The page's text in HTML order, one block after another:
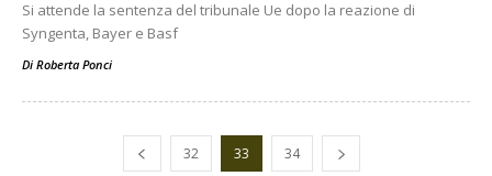
Si attende la sentenza del tribunale Ue dopo la reazione di
Syngenta, Bayer e Basf
Di Roberta Ponci
32 33 34